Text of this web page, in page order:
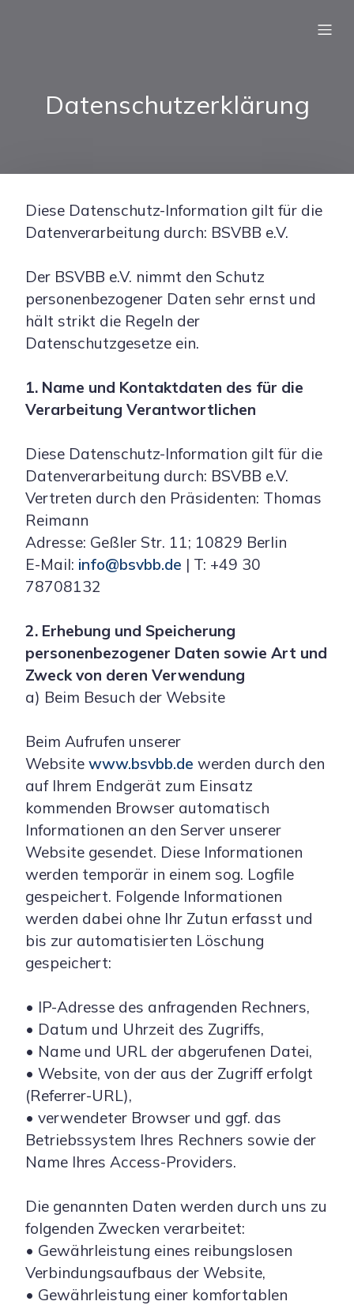
Datenschutzerklärung
Diese Datenschutz-Information gilt für die
Datenverarbeitung durch: BSVBB e.V.
Der BSVBB e.V. nimmt den Schutz
personenbezogener Daten sehr ernst und
hält strikt die Regeln der
Datenschutzgesetze ein.
1. Name und Kontaktdaten des für die
Verarbeitung Verantwortlichen
Diese Datenschutz-Information gilt für die
Datenverarbeitung durch: BSVBB e.V.
Vertreten durch den Präsidenten: Thomas
Reimann
Adresse: Geßler Str. 11; 10829 Berlin
E-Mail: info@bsvbb.de | T: +49 30
78708132
2. Erhebung und Speicherung
personenbezogener Daten sowie Art und
Zweck von deren Verwendung
a) Beim Besuch der Website
Beim Aufrufen unserer
Website www.bsvbb.de werden durch den
auf Ihrem Endgerät zum Einsatz
kommenden Browser automatisch
Informationen an den Server unserer
Website gesendet. Diese Informationen
werden temporär in einem sog. Logfile
gespeichert. Folgende Informationen
werden dabei ohne Ihr Zutun erfasst und
bis zur automatisierten Löschung
gespeichert:
• IP-Adresse des anfragenden Rechners,
• Datum und Uhrzeit des Zugriffs,
• Name und URL der abgerufenen Datei,
• Website, von der aus der Zugriff erfolgt
(Referrer-URL),
• verwendeter Browser und ggf. das
Betriebssystem Ihres Rechners sowie der
Name Ihres Access-Providers.
Die genannten Daten werden durch uns zu
folgenden Zwecken verarbeitet:
• Gewährleistung eines reibungslosen
Verbindungsaufbaus der Website,
• Gewährleistung einer komfortablen